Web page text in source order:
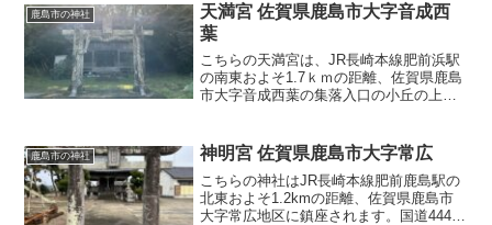
鹿島市の神社
天満宮 佐賀県鹿島市大字音成西
葉
こちらの天満宮は、JR長崎本線肥前浜駅
の南東およそ1.7ｋｍの距離、佐賀県鹿島
市大字音成西葉の集落入口の小丘の上に
へ入る路地を入ると間もなく、左手の坂
道を上ったとこ
鹿島市の神社 神明宮 佐賀県鹿島市大字常広
こちらの神社はJR長崎本線肥前鹿島駅の
北東およそ1.2kmの距離、佐賀県鹿島市
大字常広地区に鎮座されます。国道444号